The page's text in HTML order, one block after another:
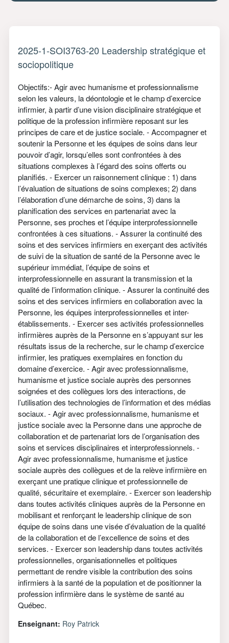
2025-1-SOI3763-20 Leadership stratégique et
sociopolitique
Objectifs:- Agir avec humanisme et professionnalisme
selon les valeurs, la déontologie et le champ d’exercice
infirmier, à partir d’une vision disciplinaire stratégique et
politique de la profession infirmière reposant sur les
principes de care et de justice sociale. - Accompagner et
soutenir la Personne et les équipes de soins dans leur
pouvoir d’agir, lorsqu’elles sont confrontées à des
situations complexes à l’égard des soins offerts ou
planifiés. - Exercer un raisonnement clinique : 1) dans
l’évaluation de situations de soins complexes; 2) dans
l’élaboration d’une démarche de soins, 3) dans la
planification des services en partenariat avec la
Personne, ses proches et l’équipe interprofessionnelle
confrontées à ces situations. - Assurer la continuité des
soins et des services infirmiers en exerçant des activités
de suivi de la situation de santé de la Personne avec le
supérieur immédiat, l’équipe de soins et
interprofessionnelle en assurant la transmission et la
qualité de l’information clinique. - Assurer la continuité des
soins et des services infirmiers en collaboration avec la
Personne, les équipes interprofessionnelles et inter-
établissements. - Exercer ses activités professionnelles
infirmières auprès de la Personne en s’appuyant sur les
résultats issus de la recherche, sur le champ d’exercice
infirmier, les pratiques exemplaires en fonction du
domaine d’exercice. - Agir avec professionnalisme,
humanisme et justice sociale auprès des personnes
soignées et des collègues lors des interactions, de
l’utilisation des technologies de l’information et des médias
sociaux. - Agir avec professionnalisme, humanisme et
justice sociale avec la Personne dans une approche de
collaboration et de partenariat lors de l’organisation des
soins et services disciplinaires et interprofessionnels. -
Agir avec professionnalisme, humanisme et justice
sociale auprès des collègues et de la relève infirmière en
exerçant une pratique clinique et professionnelle de
qualité, sécuritaire et exemplaire. - Exercer son leadership
dans toutes activités cliniques auprès de la Personne en
mobilisant et renforçant le leadership clinique de son
équipe de soins dans une visée d’évaluation de la qualité
de la collaboration et de l’excellence de soins et des
services. - Exercer son leadership dans toutes activités
professionnelles, organisationnelles et politiques
permettant de rendre visible la contribution des soins
infirmiers à la santé de la population et de positionner la
profession infirmière dans le système de santé au
Québec.
Enseignant: Roy Patrick